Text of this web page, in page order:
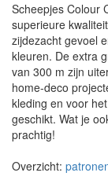
Scheepjes Colour
superieure
zijdezacht gevoel
kleuren. De extra
van 300 m zijn
home-deco
kleding en voor
geschikt. Wat je
prachtig!
Overzicht: